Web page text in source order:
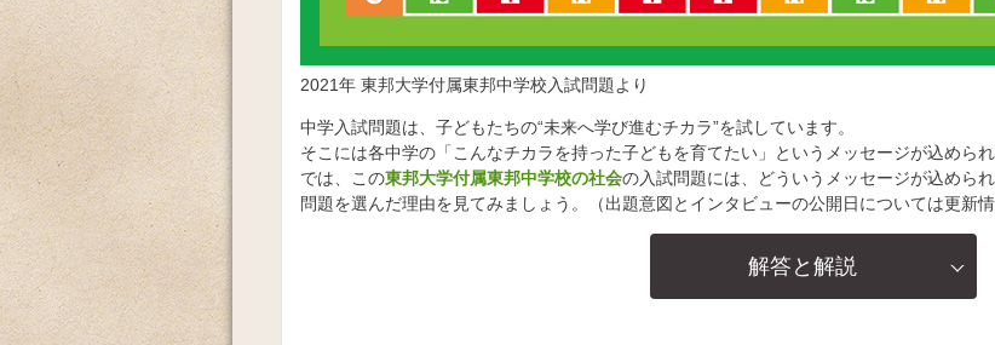
2021年 東邦大学付属東邦中学校入試問題より
中学入試問題は、子どもたちの“未来へ学び進むチカラ”を試しています。
そこには各中学の「こんなチカラを持った子どもを育てたい」というメッセージが込められ
では、この東邦大学付属東邦中学校の社会の入試問題には、どういうメッセージが込めら
問題を選んだ理由を見てみましょう。（出題意図とインタビューの公開日については更新
解答と解説